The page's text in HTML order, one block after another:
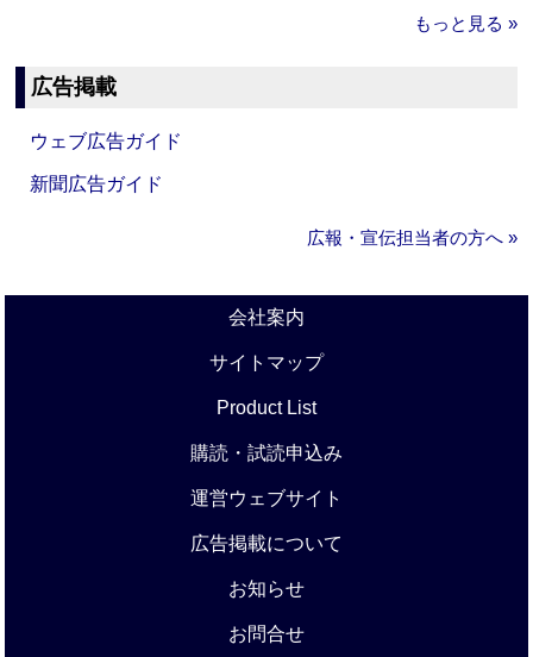
もっと見る »
広告掲載
ウェブ広告ガイド
新聞広告ガイド
広報・宣伝担当者の方へ »
会社案内
サイトマップ
Product List
購読・試読申込み
運営ウェブサイト
広告掲載について
お知らせ
お問合せ